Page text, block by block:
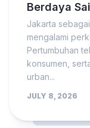
Berdaya
Jakarta
mengalami
Pertumbuhan
konsumen,
urban...
JULY 8, 2026